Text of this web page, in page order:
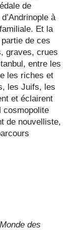
de
à
Et la
de ces
graves, crues
entre les
les riches et
les Juifs, les
et éclairent
cosmopolite
de nouvelliste,
des